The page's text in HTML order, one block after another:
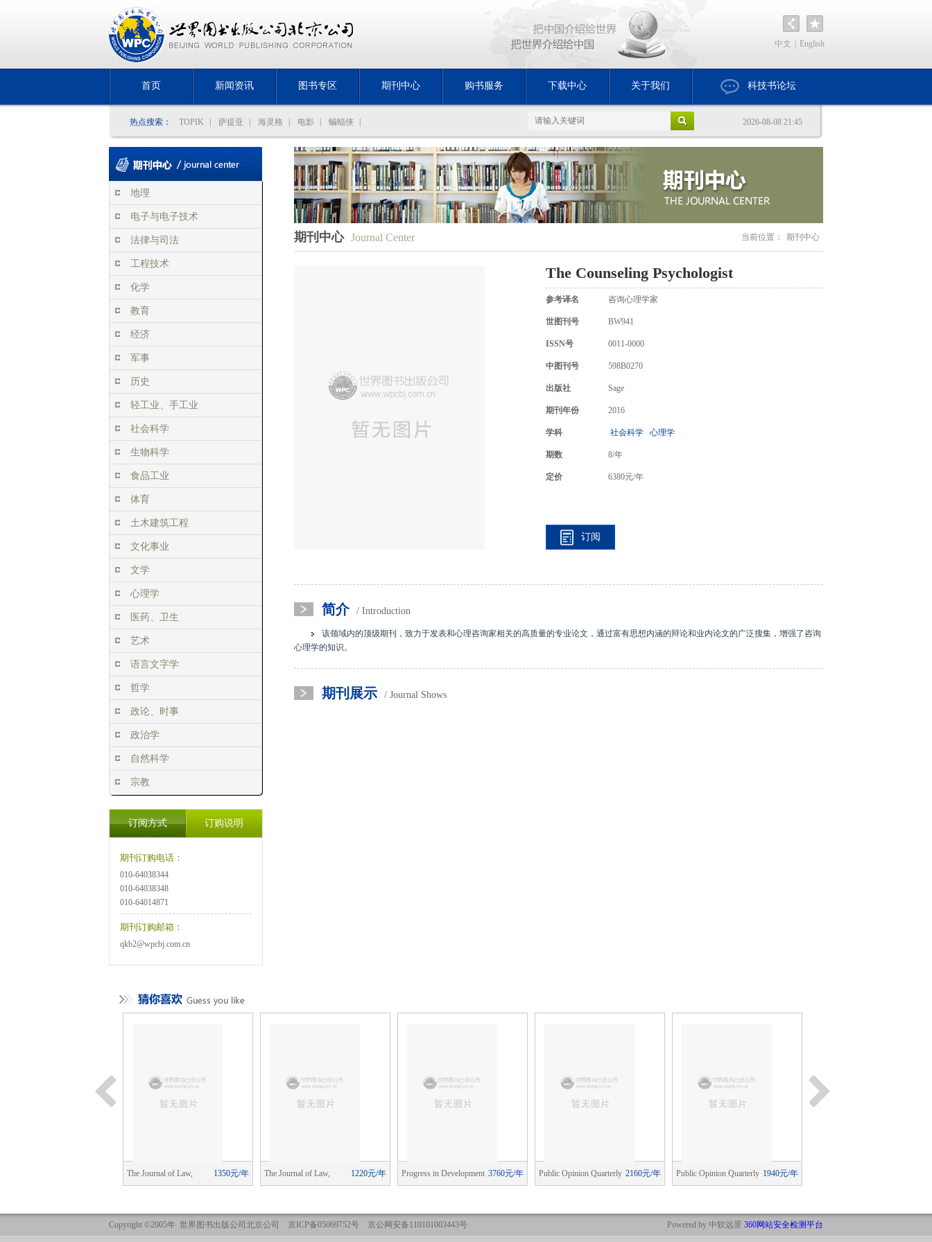
中文 English
首页 新闻资讯 图书专区 期刊中心 购书服务 下载中心 关于我们 科技书论坛
热点搜索： TOPIK 萨提亚 海灵格 电影 蝙蝠侠 2026-08-08 21:45
地理
电子与电子技术
法律与司法
工程技术
化学
教育
经济
军事
历史
轻工业、手工业
社会科学
生物科学
食品工业
体育
土木建筑工程
文化事业
文学
心理学
医药、卫生
艺术
语言文字学
哲学
政论、时事
政治学
自然科学
宗教
订阅方式 订购说明
期刊订购电话：
010-64038344
010-64038348
010-64014871
期刊订购邮箱：
qkb2@wpcbj.com.cn
期刊中心 Journal Center 当前位置： 期刊中心
The Counseling Psychologist
参考译名 咨询心理学家
世图刊号 BW941
ISSN号 0011-0000
中图刊号 598B0270
出版社 Sage
期刊年份 2016
学科 社会科学 心理学
期数 8/年
定价 6380元/年
订阅
简介 / Introduction
该领域内的顶级期刊，致力于发表和心理咨询家相关的高质量的专业论文，通过富有思想内涵的辩论和业内论文的广泛搜集，增强了咨询
心理学的知识。
期刊展示 / Journal Shows
1350元/年
The Journal of Law, 1220元/年
The Journal of Law, 3760元/年
Progress in Development 2160元/年
Public Opinion Quarterly 1940元/年
Public Opinion Quarterly
Copyright ©2005年 世界图书出版公司北京公司 京ICP备05069752号 京公网安备110101003443号 Powered by 中软远景 360网站安全检测平台